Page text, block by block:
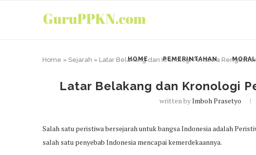
HOME PEMERINTAHAN MORAL
Home » Sejarah » Latar Belakang dan Kronologi Peristiwa
Latar Belakang dan Kronologi
written byImboh Prasetyo
Salah satu peristiwa bersejarah untuk bangsa Indonesia adalah
salah satu penyebab Indonesia mencapai kemerdekaannya.